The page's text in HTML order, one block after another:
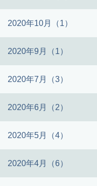
2020年10月（1）
2020年9月（1）
2020年7月（3）
2020年6月（2）
2020年5月（4）
2020年4月（6）